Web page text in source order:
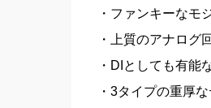
・ファンキーなモ
・上質のアナログ
・DIとしても有能
・3タイプの重厚